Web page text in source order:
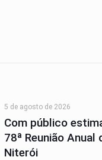
5 de agosto de 2026
Com público
78ª Reunião Anual
Niterói